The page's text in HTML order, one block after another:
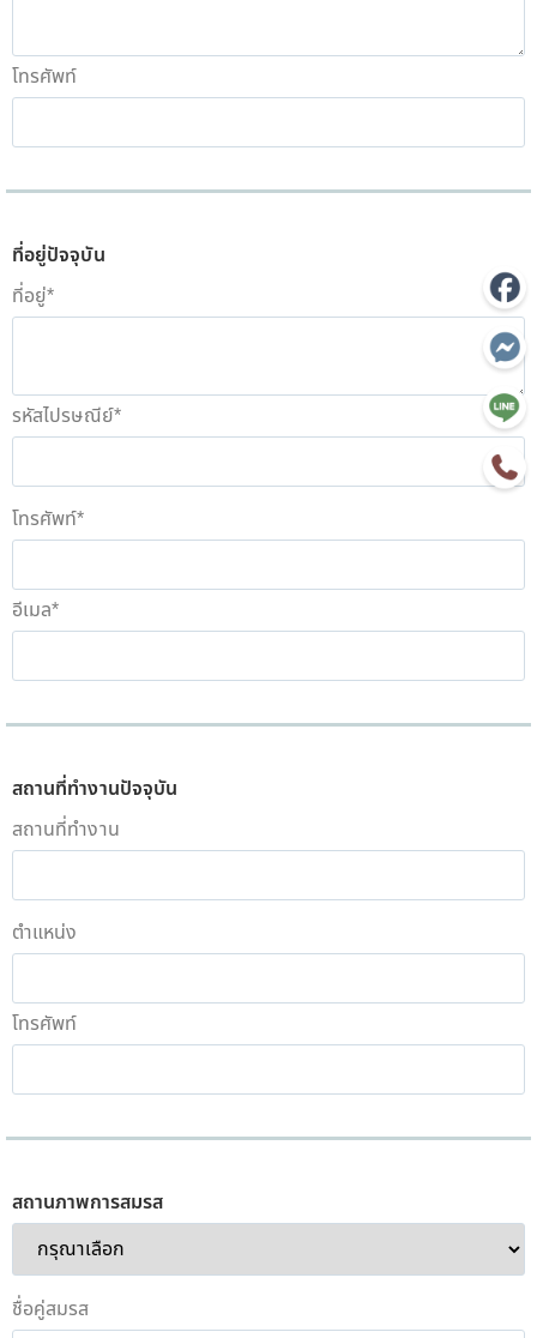
โทรศัพท์
ที่อยู่ปัจจุบัน
ที่อยู่*
รหัสไปรษณีย์*
โทรศัพท์*
อีเมล*
สถานที่ทำงานปัจจุบัน
สถานที่ทำงาน
ตำแหน่ง
โทรศัพท์
สถานภาพการสมรส
ชื่อคู่สมรส